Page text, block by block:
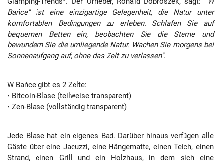
Bańce" ist eine einzigartige Gelegenheit, die Natur unter
komfortablen Bedingungen zu erleben. Schlafen Sie auf
bequemen Betten ein, beobachten Sie die Sterne und
bewundern Sie die umliegende Natur. Wachen Sie morgens bei
Sonnenaufgang auf, ohne das Zelt zu verlassen".
W Bańce gibt es 2 Zelte:
• Bitcoin-Blase (teilweise transparent)
• Zen-Blase (vollständig transparent)
Jede Blase hat ein eigenes Bad. Darüber hinaus verfügen alle
Gäste über eine Jacuzzi, eine Hängematte, einen Teich, einen
Strand, einen Grill und ein Holzhaus, in dem sich eine